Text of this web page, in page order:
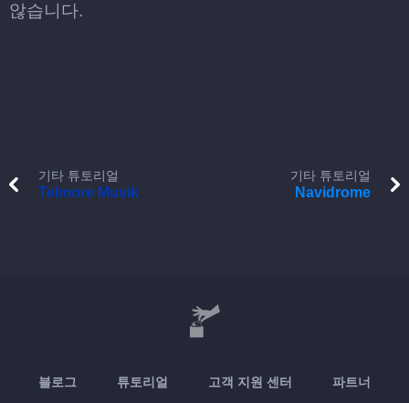
않습니다.
기타 튜토리얼
Telmore Musik
기타 튜토리얼
Navidrome
블로그 튜토리얼 고객 지원 센터 파트너